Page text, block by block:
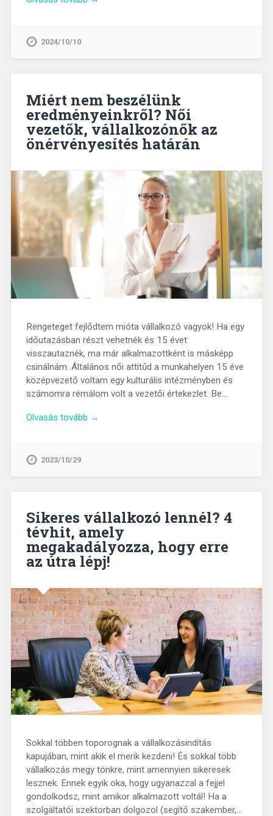
2024/10/10
Miért nem beszélünk
eredményeinkről? Női
vezetők, vállalkozónők az
önérvényesítés határán
Rengeteget fejlődtem mióta vállalkozó vagyok! Ha egy
időutazásban részt vehetnék és 15 évet
visszautaznék, ma már alkalmazottként is másképp
csinálnám. Általános női attitűd a munkahelyen 15 éve
középvezető voltam egy kulturális intézményben és
számomra rémálom volt a vezetői értekezlet. Be…
Olvasás tovább →
2023/10/29
Sikeres vállalkozó lennél? 4
tévhit, amely
megakadályozza, hogy erre
az útra lépj!
Sokkal többen toporognak a vállalkozásindítás
kapujában, mint akik el merik kezdeni! És sokkal több
vállalkozás megy tönkre, mint amennyien sikeresek
lesznek. Ennek egyik oka, hogy ugyanazzal a fejjel
gondolkodsz, mint amikor alkalmazott voltál! Ha a
szolgáltatói szektorban dolgozol (segítő szakember,…